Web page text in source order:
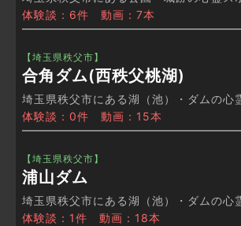
体験談：6件 動画：7本
【埼玉県秩父市】
合角ダム(西秩父桃湖)
埼玉県秩父市にある湖（池）・ダムの心
体験談：0件 動画：15本
【埼玉県秩父市】
浦山ダム
埼玉県秩父市にある湖（池）・ダムの心
体験談：1件 動画：18本